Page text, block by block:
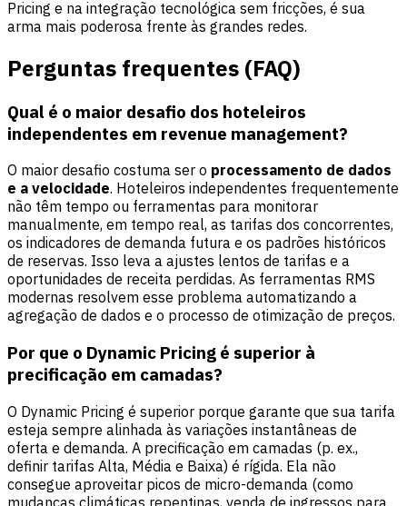
Pricing e na integração tecnológica sem fricções, é sua
arma mais poderosa frente às grandes redes.
Perguntas frequentes (FAQ)
Qual é o maior desafio dos hoteleiros
independentes em revenue management?
O maior desafio costuma ser o processamento de dados
e a velocidade. Hoteleiros independentes frequentemente
não têm tempo ou ferramentas para monitorar
manualmente, em tempo real, as tarifas dos concorrentes,
os indicadores de demanda futura e os padrões históricos
de reservas. Isso leva a ajustes lentos de tarifas e a
oportunidades de receita perdidas. As ferramentas RMS
modernas resolvem esse problema automatizando a
agregação de dados e o processo de otimização de preços.
Por que o Dynamic Pricing é superior à
precificação em camadas?
O Dynamic Pricing é superior porque garante que sua tarifa
esteja sempre alinhada às variações instantâneas de
oferta e demanda. A precificação em camadas (p. ex.,
definir tarifas Alta, Média e Baixa) é rígida. Ela não
consegue aproveitar picos de micro-demanda (como
mudanças climáticas repentinas, venda de ingressos para